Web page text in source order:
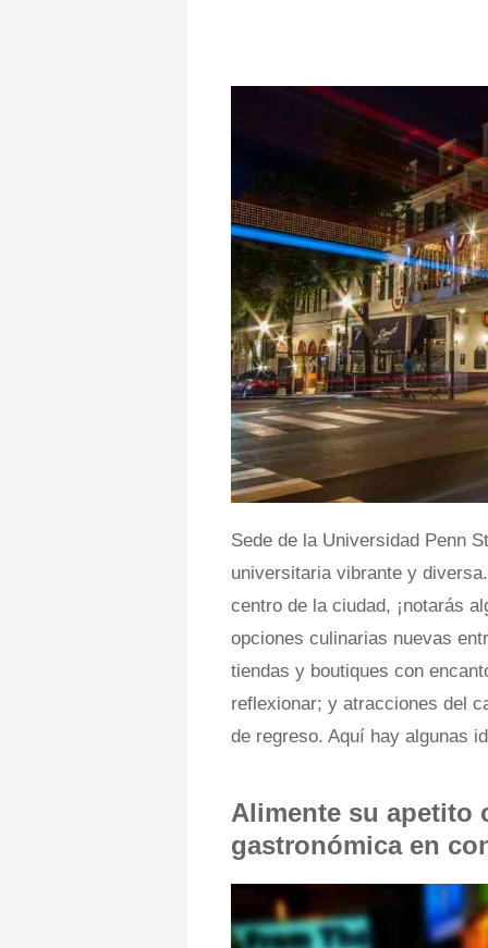
Sede de la Universidad Penn
universitaria vibrante y
centro de la ciudad, ¡notarás
opciones culinarias nuevas
tiendas y boutiques con
reflexionar; y atracciones del
de regreso. Aquí hay algunas
Alimente su apetito
gastronómica en